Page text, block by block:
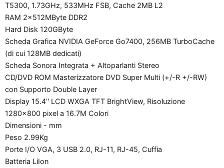
T5300, 1.73GHz, 533MHz FSB, Cache 2MB L2
RAM 2x512MByte DDR2
Hard Disk 120GByte
Scheda Grafica NVIDIA GeForce Go7400, 256MB TurboCache
(di cui 128MB dedicati)
Scheda Sonora Integrata + Altoparlanti Stereo
CD/DVD ROM Masterizzatore DVD Super Multi (+/-R +/-RW)
con Supporto Double Layer
Display 15.4'' LCD WXGA TFT BrightView, Risoluzione
1280x800 pixel a 16.7M Colori
Dimensioni - mm
Peso 2.99Kg
Porte I/O VGA, 3 USB 2.0, RJ-11, RJ-45, Cuffia
Batteria LiIon